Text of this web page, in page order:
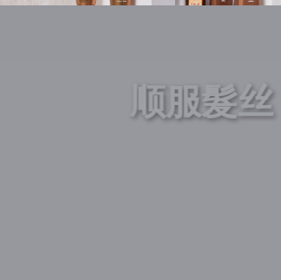
顺服髮丝